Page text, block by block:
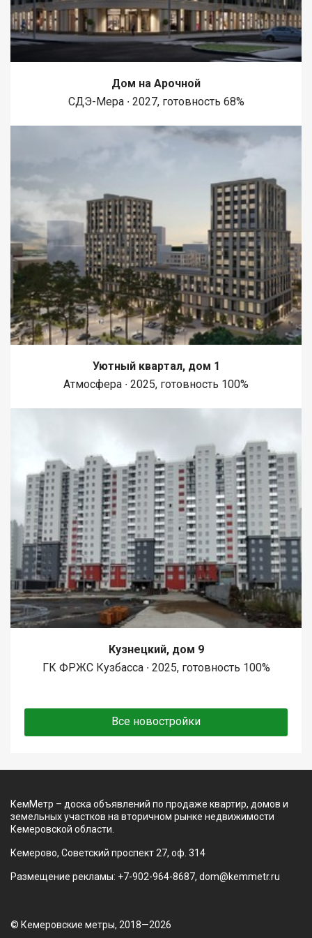
Дом на Арочной
СДЭ-Мера ∙ 2027, готовность 68%
Уютный квартал, дом 1
Атмосфера ∙ 2025, готовность 100%
Кузнецкий, дом 9
ГК ФРЖС Кузбасса ∙ 2025, готовность 100%
Все новостройки
КемМетр – доска объявлений по продаже квартир, домов и
земельных участков на вторичном рынке недвижимости
Кемеровской области.
Кемерово, Советский проспект 27, оф. 314
Размещение рекламы: +7-902-964-8687, dom@kemmetr.ru
© Кемеровские метры, 2018—2026